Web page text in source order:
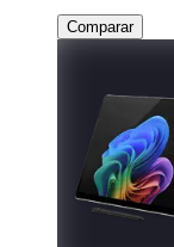
Comparar